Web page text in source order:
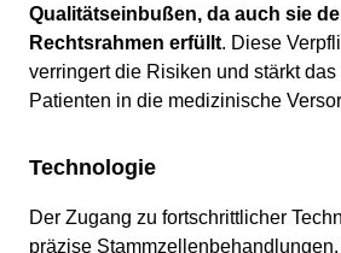
Qualitätseinbußen, da auch sie
Rechtsrahmen erfüllt. Diese
verringert die Risiken und stärkt das
Patienten in die medizinische
Technologie
Der Zugang zu fortschrittlicher
präzise